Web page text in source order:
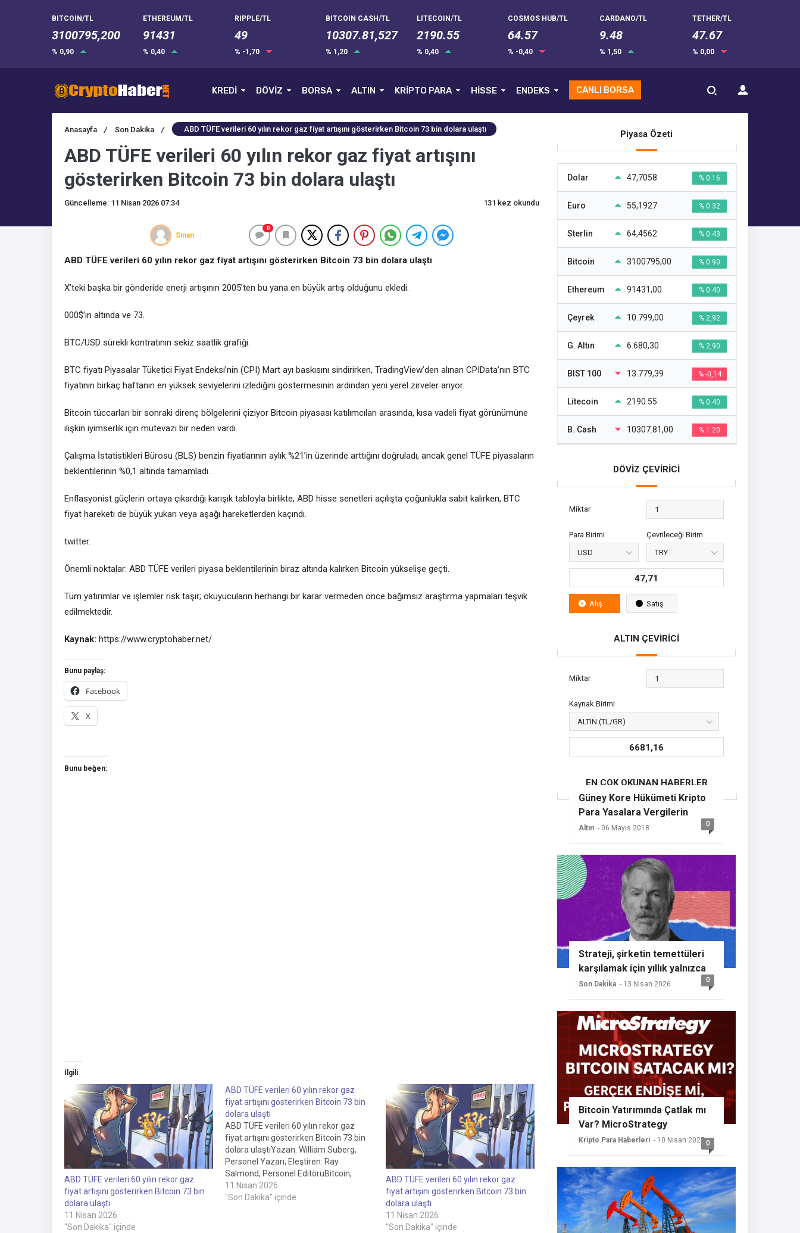
BITCOIN/TL
3100795,200
% 0,90
ETHEREUM/TL
91431
% 0,40
RIPPLE/TL
49
% -1,70
BITCOIN CASH/TL
10307.81,527
% 1,20
LITECOIN/TL
2190.55
% 0,40
COSMOS HUB/TL
64.57
% -0,40
CARDANO/TL
9.48
% 1,50
TETHER/TL
47.67
% 0,00
KREDİ DÖVİZ BORSA ALTIN KRİPTO PARA HİSSE ENDEKS CANLI BORSA
Anasayfa / Son Dakika / ABD TÜFE verileri 60 yılın rekor gaz fiyat artışını gösterirken Bitcoin 73 bin dolara ulaştı
ABD TÜFE verileri 60 yılın rekor gaz fiyat artışını
gösterirken Bitcoin 73 bin dolara ulaştı
Güncelleme: 11 Nisan 2026 07:34 131 kez okundu
Sinan
0
ABD TÜFE verileri 60 yılın rekor gaz fiyat artışını gösterirken Bitcoin 73 bin dolara ulaştı
X’teki başka bir gönderide enerji artışının 2005’ten bu yana en büyük artış olduğunu ekledi.
000$’ın altında ve 73.
BTC/USD sürekli kontratının sekiz saatlik grafiği.
BTC fiyatı Piyasalar Tüketici Fiyat Endeksi’nin (CPI) Mart ayı baskısını sindirirken, TradingView’den alınan CPIData’nın BTC
fiyatının birkaç haftanın en yüksek seviyelerini izlediğini göstermesinin ardından yeni yerel zirveler arıyor.
Bitcoin tüccarları bir sonraki direnç bölgelerini çiziyor Bitcoin piyasası katılımcıları arasında, kısa vadeli fiyat görünümüne
ilişkin iyimserlik için mütevazı bir neden vardı.
Çalışma İstatistikleri Bürosu (BLS) benzin fiyatlarının aylık %21’in üzerinde arttığını doğruladı, ancak genel TÜFE piyasaların
beklentilerinin %0,1 altında tamamladı.
Enflasyonist güçlerin ortaya çıkardığı karışık tabloyla birlikte, ABD hisse senetleri açılışta çoğunlukla sabit kalırken, BTC
fiyat hareketi de büyük yukarı veya aşağı hareketlerden kaçındı.
twitter.
Önemli noktalar: ABD TÜFE verileri piyasa beklentilerinin biraz altında kalırken Bitcoin yükselişe geçti.
Tüm yatırımlar ve işlemler risk taşır; okuyucuların herhangi bir karar vermeden önce bağımsız araştırma yapmaları teşvik
edilmektedir.
Kaynak: https://www.cryptohaber.net/
Bunu paylaş:
Facebook
X
Bunu beğen:
İlgili
ABD TÜFE verileri 60 yılın rekor gaz
fiyat artışını gösterirken Bitcoin 73 bin
dolara ulaştı
11 Nisan 2026
"Son Dakika" içinde
ABD TÜFE verileri 60 yılın rekor gaz
fiyat artışını gösterirken Bitcoin 73 bin
dolara ulaştı
ABD TÜFE verileri 60 yılın rekor gaz
fiyat artışını gösterirken Bitcoin 73 bin
dolara ulaştıYazan: William Suberg,
Personel Yazarı, Eleştiren: Ray
Salmond, Personel EditörüBitcoin,
harika ABD CPI verilerinin 60 yıllık rekor
benzin fiyatı artışını göstermesiyle 22
11 Nisan 2026
"Son Dakika" içinde
ABD TÜFE verileri 60 yılın rekor gaz
fiyat artışını gösterirken Bitcoin 73 bin
dolara ulaştı
11 Nisan 2026
"Son Dakika" içinde
Piyasa Özeti
Dolar 47,7058 % 0.16
Euro 55,1927 % 0.32
Sterlin 64,4562 % 0.43
Bitcoin 3100795,00 % 0.90
Ethereum 91431,00 % 0.40
Çeyrek 10.799,00 % 2,92
G. Altın 6.680,30 % 2,90
BIST 100 13.779,39 % -0,14
Litecoin 2190.55 % 0.40
B. Cash 10307.81,00 % 1.20
DÖVİZ ÇEVİRİCİ
Miktar
Para Birimi Çevrileceği Birim
47,71
Alış Satış
ALTIN ÇEVİRİCİ
Miktar
Kaynak Birimi
6681,16
EN ÇOK OKUNAN HABERLER
Güney Kore Hükümeti Kripto
Para Yasalara Vergilerin
Getireceğini Açıkladı
Altın - 06 Mayıs 2018 0
Strateji, şirketin temettüleri
karşılamak için yıllık yalnızca
%2 BTC büyümesine ihtiyaç
duyması nedeniyle başka bir
Bitcoin alımının sinyalini
veriyor
Son Dakika - 13 Nisan 2026 0
Bitcoin Yatırımında Çatlak mı
Var? MicroStrategy
Sessizliğini Koruyor
Kripto Para Haberleri - 10 Nisan 20250